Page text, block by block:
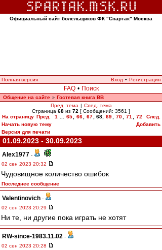
Официальный сайт болельщиков ФК "Спартак" Москва
Полная версия Вход • Регистрация
FAQ • Поиск
Общение на сайте » Гостевая книга ВВ
Пред. тема | След. тема
Страница 68 из 72 [ Сообщений: 3561 ]
На страницу Пред. 1 65 66 67 68, 69 70 71 72
След.
Начать новую тему
Добавить
Версия для печати
01.09.2023 - 30.09.2023
Alex1977 -
02 сен 2023 20:32
Чудовищное количество ошибок
Последнее сообщение
Valentinovich -
02 сен 2023 20:29
Ни те, ни другие пока играть не хотят
RW-since-1983.11.02 -
02 сен 2023 20:28